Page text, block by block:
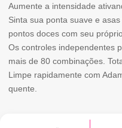
Aumente a intensidade
Sinta sua ponta suave e
pontos doces com seu
Os controles independentes
mais de 80 combinações.
Limpe rapidamente com
quente.